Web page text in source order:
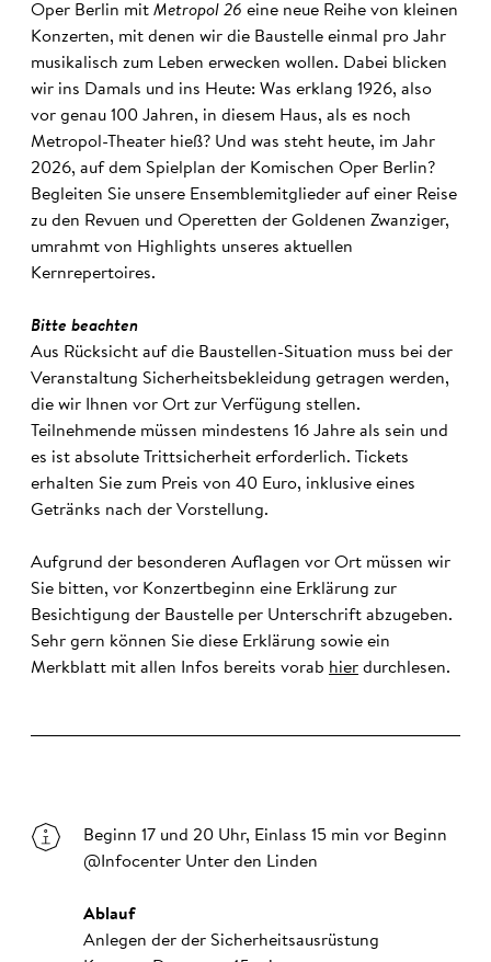
Oper Berlin mit Metropol 26 eine neue Reihe von kleinen
Konzerten, mit denen wir die Baustelle einmal pro Jahr
musikalisch zum Leben erwecken wollen. Dabei blicken
wir ins Damals und ins Heute: Was erklang 1926, also
vor genau 100 Jahren, in diesem Haus, als es noch
Metropol-Theater hieß? Und was steht heute, im Jahr
2026, auf dem Spielplan der Komischen Oper Berlin?
Begleiten Sie unsere Ensemblemitglieder auf einer Reise
zu den Revuen und Operetten der Goldenen Zwanziger,
umrahmt von Highlights unseres aktuellen
Kernrepertoires.
Bitte beachten
Aus Rücksicht auf die Baustellen-Situation muss bei der
Veranstaltung Sicherheitsbekleidung getragen werden,
die wir Ihnen vor Ort zur Verfügung stellen.
Teilnehmende müssen mindestens 16 Jahre als sein und
es ist absolute Trittsicherheit erforderlich. Tickets
erhalten Sie zum Preis von 40 Euro, inklusive eines
Getränks nach der Vorstellung.
Aufgrund der besonderen Auflagen vor Ort müssen wir
Sie bitten, vor Konzertbeginn eine Erklärung zur
Besichtigung der Baustelle per Unterschrift abzugeben.
Sehr gern können Sie diese Erklärung sowie ein
Merkblatt mit allen Infos bereits vorab hier durchlesen.
Beginn 17 und 20 Uhr, Einlass 15 min vor Beginn
@Infocenter Unter den Linden
Ablauf
Anlegen der der Sicherheitsausrüstung